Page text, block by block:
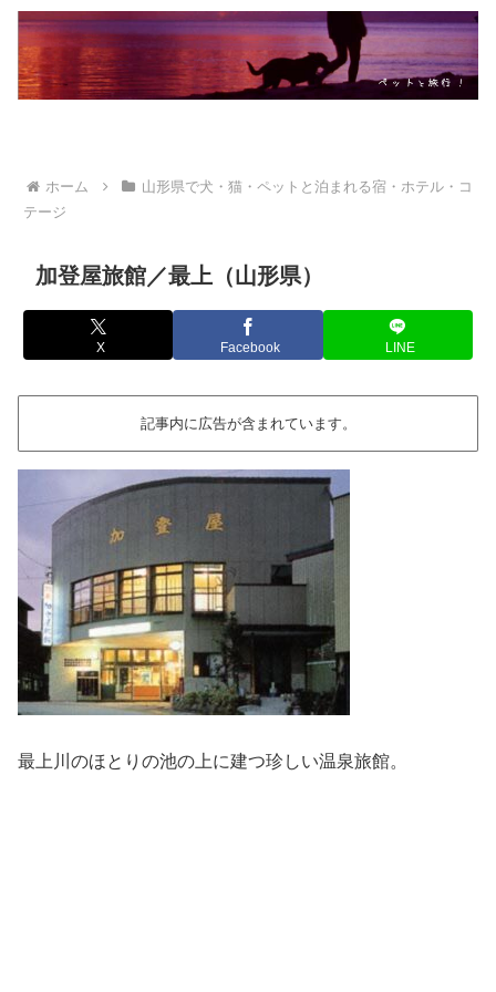
ホーム
山形県で犬・猫・ペットと泊まれる宿・ホテル・コ
テージ
加登屋旅館／最上（山形県）
X Facebook LINE
記事内に広告が含まれています。
最上川のほとりの池の上に建つ珍しい温泉旅館。